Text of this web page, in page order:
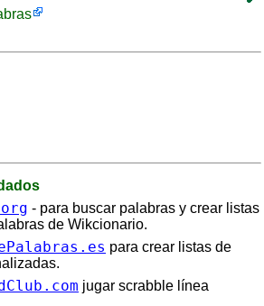
- para buscar palabras y crear listas
de Wikcionario.
para crear listas de
jugar scrabble línea